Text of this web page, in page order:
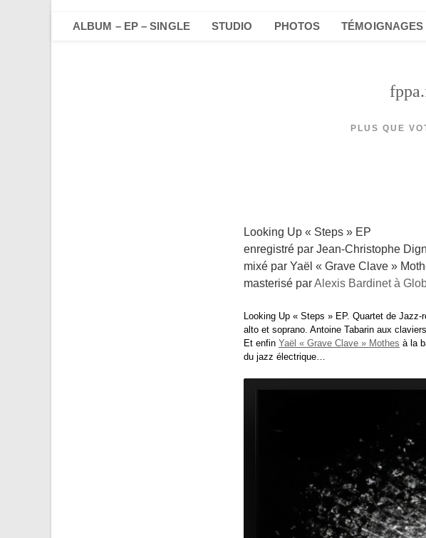
ALBUM – EP – SINGLE STUDIO PHOTOS TÉMOIGNAGES
PLUS QUE
Looking Up « Steps » EP
enregistré par Jean-Christophe
mixé par Yaël « Grave Clave »
masterisé parAlexis Bardinet à
Looking Up « Steps » EP. Quartet de
alto et soprano. Antoine Tabarin aux
Et enfin Yaël « Grave Clave » Mothes à la
du jazz électrique…